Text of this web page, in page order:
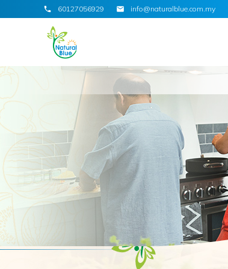
60127056929 info@naturalblue.com.my